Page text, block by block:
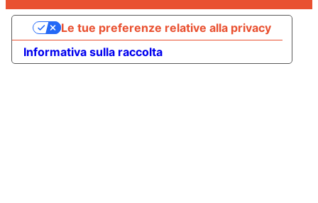
Informativa sulla raccolta
Le tue preferenze relative alla privacy